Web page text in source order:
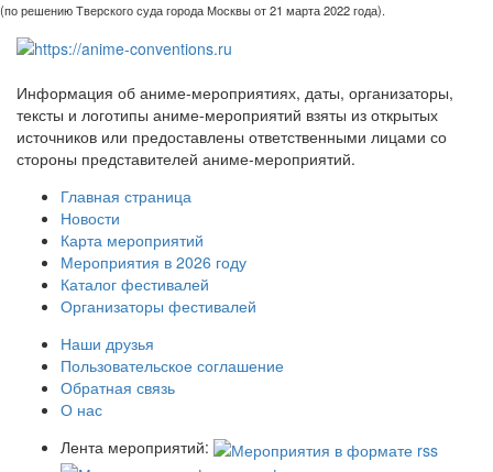
(по решению Тверского суда города Москвы от 21 марта 2022 года).
Информация об аниме-мероприятиях, даты, организаторы,
тексты и логотипы аниме-мероприятий взяты из открытых
источников или предоставлены ответственными лицами со
стороны представителей аниме-мероприятий.
Главная страница
Новости
Карта мероприятий
Мероприятия в 2026 году
Каталог фестивалей
Организаторы фестивалей
Наши друзья
Пользовательское соглашение
Обратная связь
О нас
Лента мероприятий: